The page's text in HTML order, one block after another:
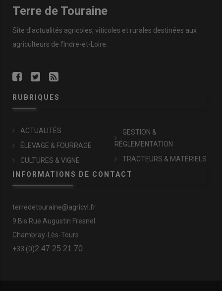
Terre de Touraine
Site d'actualités agricoles, viticoles et rurales destinées aux
agriculteurs de l'Indre-et-Loire.
RUBRIQUES
ACTUALITÉS
ÉLEVAGE & FOURRAGE
CULTURES & VIGNE
GESTION &
RÉGLEMENTATION
TRACTEURS & MATÉRIELS
INFORMATIONS DE CONTACT
terredetouraine@agricvl.fr
9 Bis Rue Augustin Fresnel
Chambray-Lès-Tours
+33 (0)2 47 25 21 70